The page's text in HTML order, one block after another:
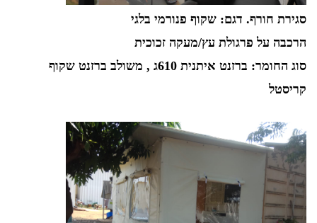
סגירת חורף. דגם: שקוף פנורמי בלגי
הרכבה על פרגולת עץ/מעקה זכוכית
סוג החומר: ברזנט איתנית 610ג , משולב ברזנט שקוף
קריסטל